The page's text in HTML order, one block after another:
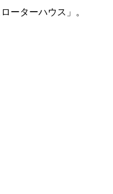
ーターハウス」。